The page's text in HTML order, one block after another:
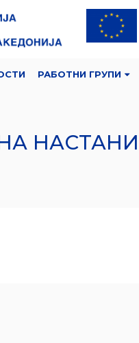
РАБОТНИ ГРУПИ
НАСТАНИ